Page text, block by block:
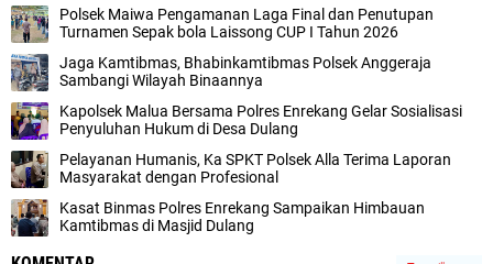
Polsek Maiwa Pengamanan Laga Final dan Penutupan
Turnamen Sepak bola Laissong CUP I Tahun 2026
Jaga Kamtibmas, Bhabinkamtibmas Polsek Anggeraja
Sambangi Wilayah Binaannya
Kapolsek Malua Bersama Polres Enrekang Gelar Sosialisasi
Penyuluhan Hukum di Desa Dulang
Pelayanan Humanis, Ka SPKT Polsek Alla Terima Laporan
Masyarakat dengan Profesional
Kasat Binmas Polres Enrekang Sampaikan Himbauan
Kamtibmas di Masjid Dulang